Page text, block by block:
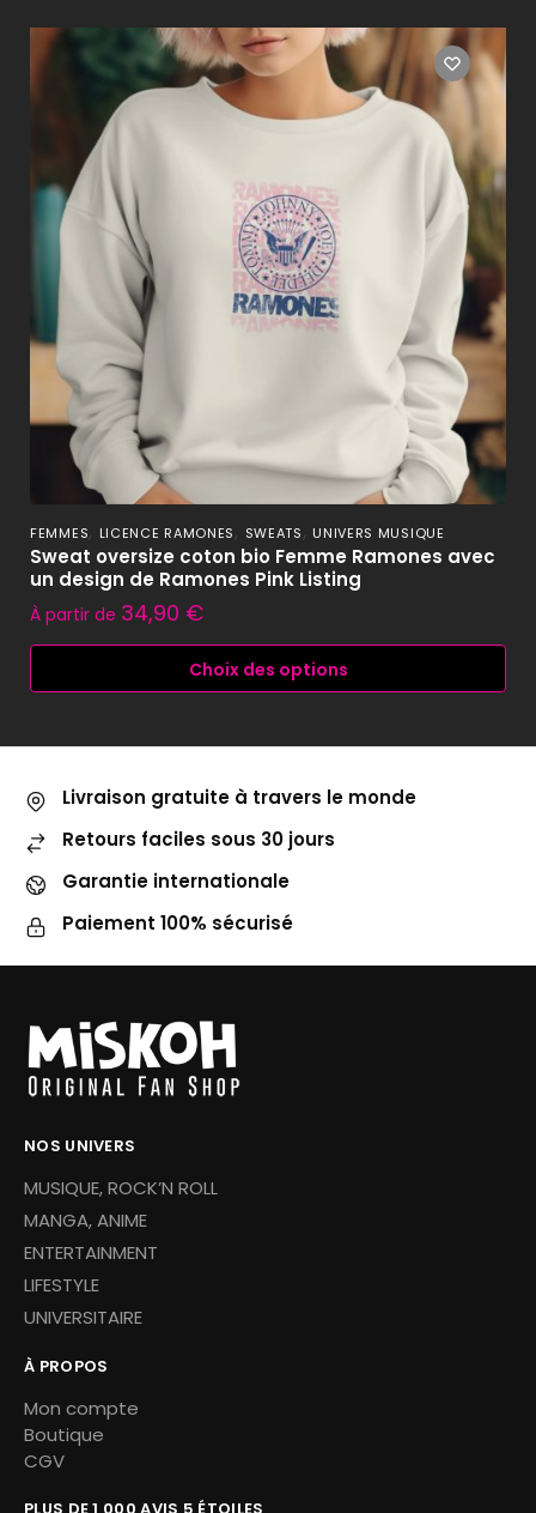
FEMMES, LICENCE RAMONES, SWEATS, UNIVERS MUSIQUE
Sweat oversize coton bio Femme Ramones avec
un design de Ramones Pink Listing
À partir de 34,90 €
Choix des options
Livraison gratuite à travers le monde
Retours faciles sous 30 jours
Garantie internationale
Paiement 100% sécurisé
NOS UNIVERS
MUSIQUE, ROCK’N ROLL
MANGA, ANIME
ENTERTAINMENT
LIFESTYLE
UNIVERSITAIRE
À PROPOS
Mon compte
Boutique
CGV